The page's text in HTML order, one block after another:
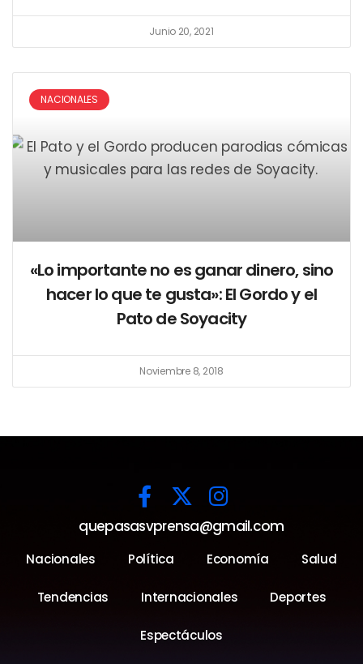
Junio 20, 2021
NACIONALES
«Lo importante no es ganar dinero, sino
hacer lo que te gusta»: El Gordo y el
Pato de Soyacity
Noviembre 8, 2018
quepasasvprensa@gmail.com
Nacionales Política Economía Salud
Tendencias Internacionales Deportes
Espectáculos